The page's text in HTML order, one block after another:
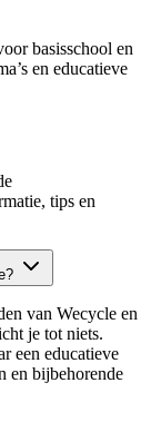
basisschool en
en educatieve
tips en
van Wecycle en
je tot niets.
een educatieve
en bijbehorende